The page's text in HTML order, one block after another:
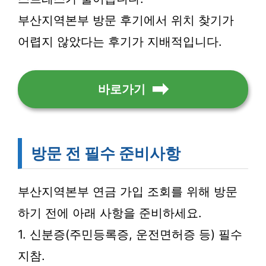
부산지역본부 방문 후기에서 위치 찾기가
어렵지 않았다는 후기가 지배적입니다.
바로가기
방문 전 필수 준비사항
부산지역본부 연금 가입 조회를 위해 방문
하기 전에 아래 사항을 준비하세요.
1. 신분증(주민등록증, 운전면허증 등) 필수
지참.